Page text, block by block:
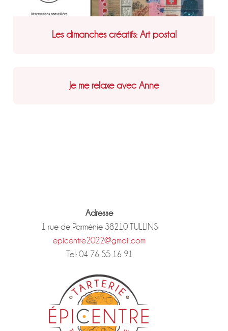
Les dimanches créatifs: Art postal
Je me relaxe avec Anne
Adresse
1 rue de Parménie 38210 TULLINS
epicentre2022@gmail.com
Tel: 04 76 55 16 91